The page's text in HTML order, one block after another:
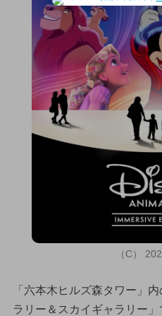
（C）
「六本木ヒルズ森タワー」
ラリー＆スカイギャラリー」